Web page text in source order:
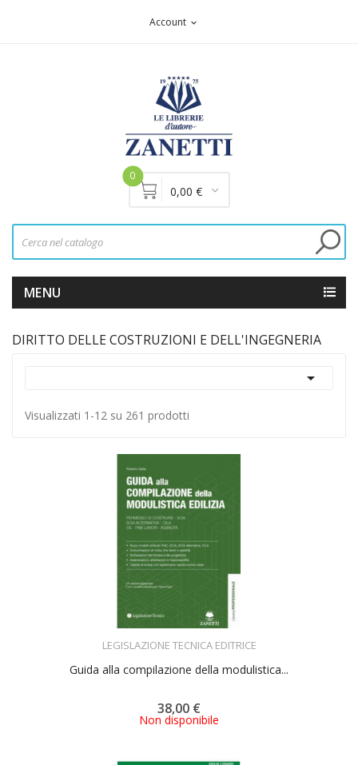
Account expand_more
0
0,00 €
MENU
DIRITTO DELLE COSTRUZIONI E DELL'INGEGNERIA

Visualizzati 1-12 su 261 prodotti
LEGISLAZIONE TECNICA EDITRICE
Guida alla compilazione della modulistica...
38,00 €
Non disponibile